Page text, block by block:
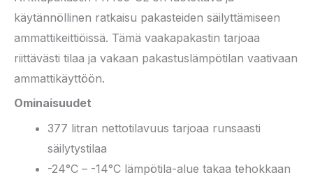
käytännöllinen ratkaisu pakasteiden säilyttämiseen
ammattikeittiöissä. Tämä vaakapakastin tarjoaa
riittävästi tilaa ja vakaan pakastuslämpötilan vaativaan
ammattikäyttöön.
Ominaisuudet
377 litran nettotilavuus tarjoaa runsaasti
säilytystilaa
-24°C – -14°C lämpötila-alue takaa tehokkaan